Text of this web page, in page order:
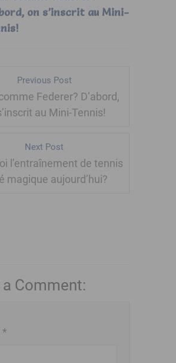
on s’inscrit au Mini-
Previous Post
Federer? D’abord,
au Mini-Tennis!
Next Post
l’entraînement de tennis
magique aujourd’hui?
a Comment:
*